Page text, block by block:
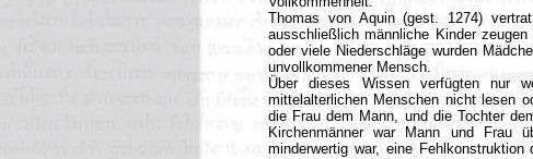
Thomas von Aquin (gest. 1274)
ausschließlich männliche Kinder
oder viele Niederschläge wurden
unvollkommener Mensch.
Über dieses Wissen verfügten nur
mittelalterlichen Menschen nicht lesen
die Frau dem Mann, und die Tochter
Kirchenmänner war Mann und Frau
minderwertig war, eine